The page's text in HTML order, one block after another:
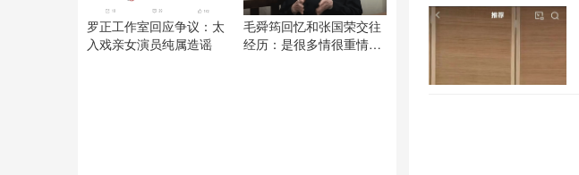
罗正工作室回应争议：太
入戏亲女演员纯属造谣
毛舜筠回忆和张国荣交往
经历：是很多情很重情的